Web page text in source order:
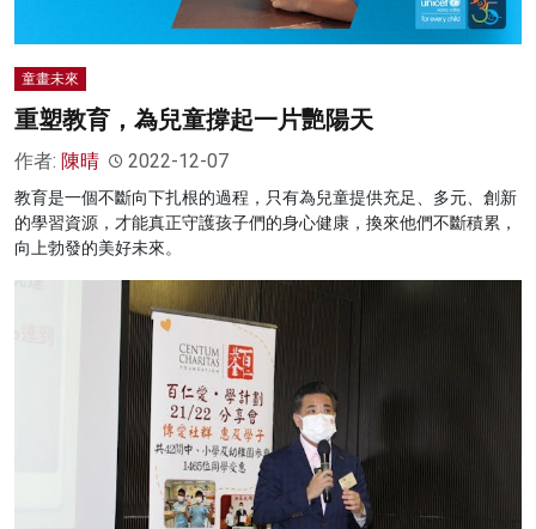
童畫未來
重塑教育，為兒童撐起一片艷陽天
作者: 陳晴 2022-12-07
教育是一個不斷向下扎根的過程，只有為兒童提供充足、多元、創新
的學習資源，才能真正守護孩子們的身心健康，換來他們不斷積累，
向上勃發的美好未來。